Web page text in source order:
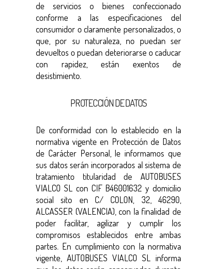
de servicios o bienes confeccionado
conforme a las especificaciones del
consumidor o claramente personalizados, o
que, por su naturaleza, no puedan ser
devueltos o puedan deteriorarse o caducar
con rapidez, están exentos de
desistimiento.
PROTECCIÓN DE DATOS
De conformidad con lo establecido en la
normativa vigente en Protección de Datos
de Carácter Personal, le informamos que
sus datos serán incorporados al sistema de
tratamiento titularidad de AUTOBUSES
VIALCO SL con CIF B46001632 y domicilio
social sito en C/ COLON, 32, 46290,
ALCASSER (VALENCIA), con la finalidad de
poder facilitar, agilizar y cumplir los
compromisos establecidos entre ambas
partes. En cumplimiento con la normativa
vigente, AUTOBUSES VIALCO SL informa